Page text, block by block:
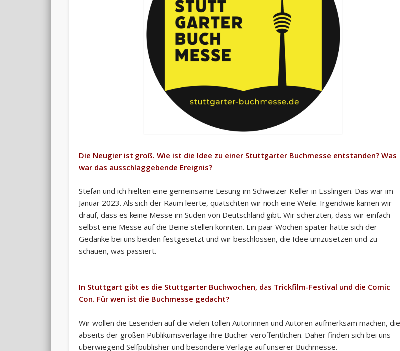
Die Neugier ist groß. Wie ist die Idee zu einer Stuttgarter Buchmesse entstanden? Was
war das ausschlaggebende Ereignis?
Stefan und ich hielten eine gemeinsame Lesung im Schweizer Keller in Esslingen. Das war im
Januar 2023. Als sich der Raum leerte, quatschten wir noch eine Weile. Irgendwie kamen wir
drauf, dass es keine Messe im Süden von Deutschland gibt. Wir scherzten, dass wir einfach
selbst eine Messe auf die Beine stellen könnten. Ein paar Wochen später hatte sich der
Gedanke bei uns beiden festgesetzt und wir beschlossen, die Idee umzusetzen und zu
schauen, was passiert.
In Stuttgart gibt es die Stuttgarter Buchwochen, das Trickfilm-Festival und die Comic
Con. Für wen ist die Buchmesse gedacht?
Wir wollen die Lesenden auf die vielen tollen Autorinnen und Autoren aufmerksam machen, die
abseits der großen Publikumsverlage ihre Bücher veröffentlichen. Daher finden sich bei uns
überwiegend Selfpublisher und besondere Verlage auf unserer Buchmesse.